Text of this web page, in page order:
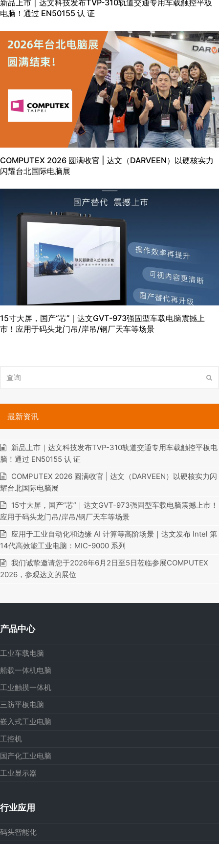
新品上市｜达文科技发布TVP-310轨道交通专用车载触控平板
电脑！通过 EN50155 认 证
COMPUTEX 2026 圆满收官 | 达文（DARVEEN）以硬核实力
闪耀台北国际电脑展
15寸大屏，国产“芯”｜达文GVT-973强固型车载电脑震撼上
市！应用于码头龙门吊/岸吊/钢厂天车等场景
询
最新资讯
新品上市｜达文科技发布TVP-310轨道交通专用车载触控平板电
脑！通过 EN50155 认 证
COMPUTEX 2026 圆满收官 | 达文（DARVEEN）以硬核实力闪
耀台北国际电脑展
15寸大屏，国产“芯”｜达文GVT-973强固型车载电脑震撼上市！
应用于码头龙门吊/岸吊/钢厂天车等场景
应用于工业自动化和边缘 AI 计算等高阶场景｜达文发布 Intel 第
14代高效能工业电脑：MIC-9000 系列
我们诚挚邀请您于2026年6月2日至5日莅临参展COMPUTEX
2026，参观达文的展位
产品中心
工业车载电脑
船载一体机电脑
工业触摸一体机
三防平板电脑
嵌入式工业电脑
工控机
国产化工业电脑
工业显示器
行业应用
码头智能化